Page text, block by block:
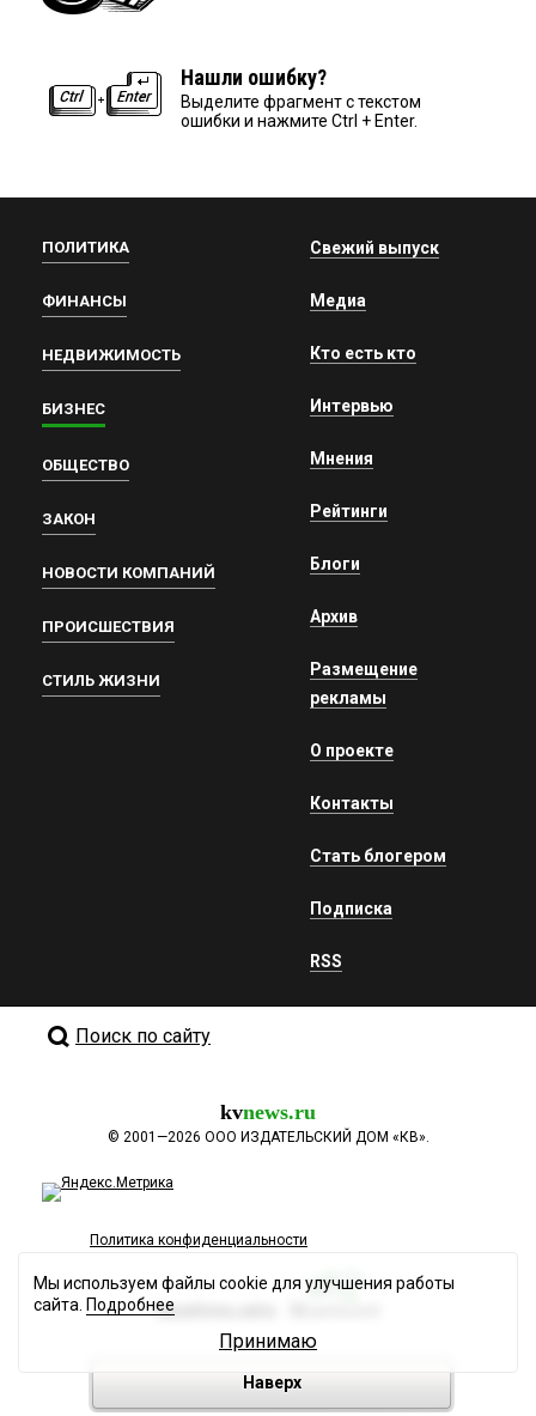
Нашли ошибку?
Выделите фрагмент с текстом
ошибки и нажмите Ctrl + Enter.
ПОЛИТИКА
ФИНАНСЫ
НЕДВИЖИМОСТЬ
БИЗНЕС
ОБЩЕСТВО
ЗАКОН
НОВОСТИ КОМПАНИЙ
ПРОИСШЕСТВИЯ
СТИЛЬ ЖИЗНИ
Свежий выпуск
Медиа
Кто есть кто
Интервью
Мнения
Рейтинги
Блоги
Архив
Размещение
рекламы
О проекте
Контакты
Стать блогером
Подписка
RSS
Поиск по сайту
kvnews.ru
© 2001—2026 ООО ИЗДАТЕЛЬСКИЙ ДОМ «КВ».
Политика конфиденциальности
Разработка сайта
Наверх
Мы используем файлы cookie для улучшения работы
сайта. Подробнее
Принимаю